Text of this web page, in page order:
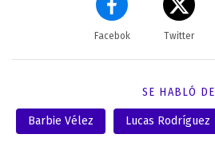
Facebok Twitter
SE HABLÓ DE
Barbie Vélez Lucas Rodríguez